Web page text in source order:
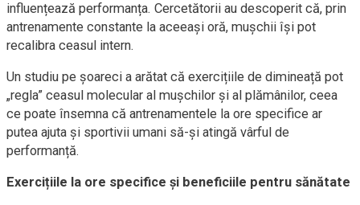
influențează performanța. Cercetătorii au descoperit că, prin
antrenamente constante la aceeași oră, mușchii își pot
recalibra ceasul intern.
Un studiu pe șoareci a arătat că exercițiile de dimineață pot
„regla” ceasul molecular al mușchilor și al plămânilor, ceea
ce poate însemna că antrenamentele la ore specifice ar
putea ajuta și sportivii umani să-și atingă vârful de
performanță.
Exercițiile la ore specifice și beneficiile pentru sănătate